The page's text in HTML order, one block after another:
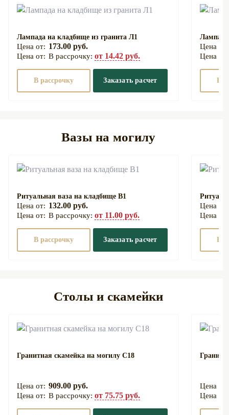
Лампада на кладбище из гранита Л1
173.00 руб.
В рассрочку: от 14.42 руб.
В рассрочку Заказать расчет В
Вазы на могилу
Ритуальная ваза на кладбище В1
132.00 руб.
В рассрочку: от 11.00 руб.
В рассрочку Заказать расчет В
Столы и скамейки
Гранитная скамейка на могилу С18
909.00 руб.
В рассрочку: от 75.75 руб.